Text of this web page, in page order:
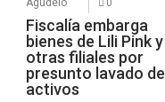
Agudelo
0
Fiscalía embarga
bienes de Lili Pink y
otras filiales por
presunto lavado de
activos